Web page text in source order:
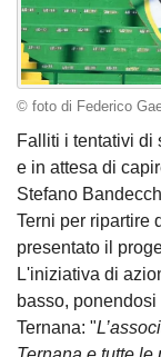
© foto di Federico
Falliti i tentativi di
e in attesa di
Stefano
Terni per ripartire
presentato il
L'iniziativa di
basso,
Ternana: "